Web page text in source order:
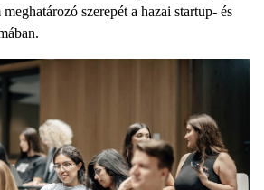
szerepét a hazai startup- és